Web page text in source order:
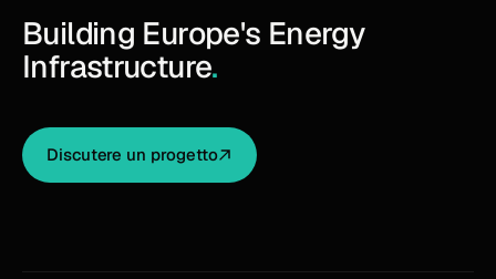
Building Europe's Energy
Infrastructure.
Discutere un progetto